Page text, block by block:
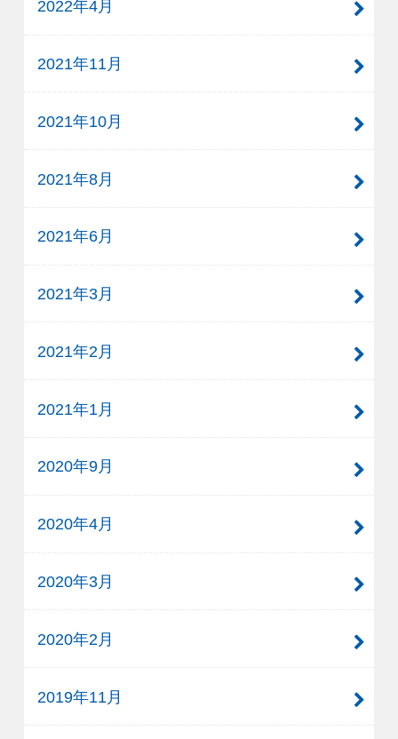
2022年4月
2021年11月
2021年10月
2021年8月
2021年6月
2021年3月
2021年2月
2021年1月
2020年9月
2020年4月
2020年3月
2020年2月
2019年11月